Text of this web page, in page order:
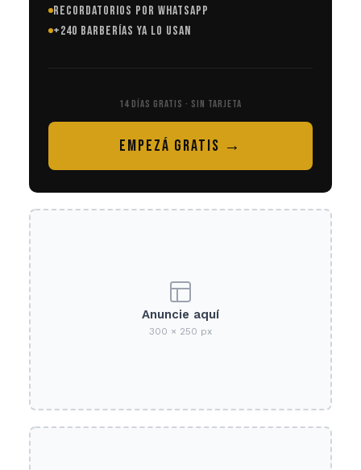
RECORDATORIOS POR WHATSAPP
+240 BARBERÍAS YA LO USAN
14 DÍAS GRATIS · SIN TARJETA
EMPEZÁ GRATIS →
Anuncie aquí
300 × 250 px